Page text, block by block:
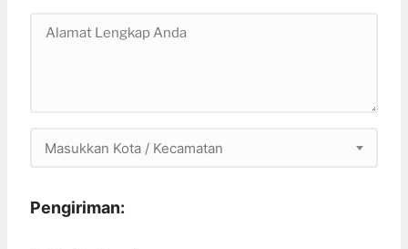
Masukkan Kota / Kecamatan
Pengiriman: